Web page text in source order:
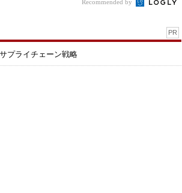
Recommended by
PR
プライチェーン戦略